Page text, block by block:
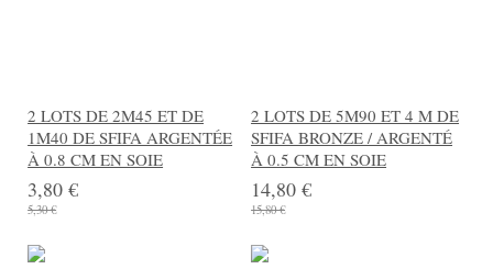
2 LOTS DE 2M45 ET DE
1M40 DE SFIFA ARGENTÉE
À 0.8 CM EN SOIE
3,80 €
5,30 €
2 LOTS DE 5M90 ET 4 M DE
SFIFA BRONZE / ARGENTÉ
À 0.5 CM EN SOIE
14,80 €
15,80 €